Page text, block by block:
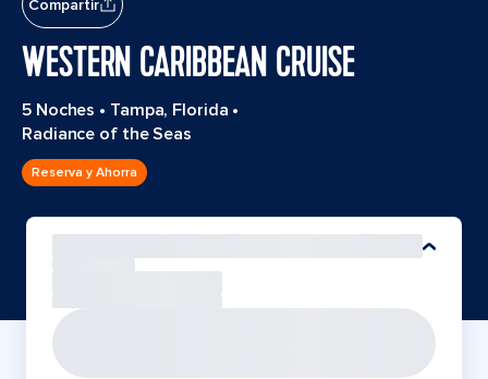
Compartir
WESTERN CARIBBEAN CRUISE
5 Noches • Tampa, Florida •
Radiance of the Seas
Reserva y Ahorra